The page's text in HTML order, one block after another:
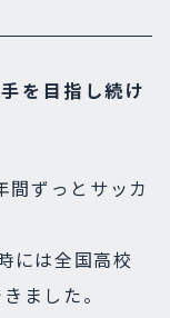
を目指し続け
間ずっとサッカ
には全国高校
ました。